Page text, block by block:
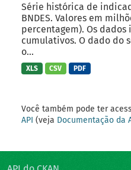
Série histórica de
BNDES. Valores em
percentagem). Os dados
cumulativos. O dado do
o...
XLS CSV PDF
Você também pode ter
API (veja Documentação da